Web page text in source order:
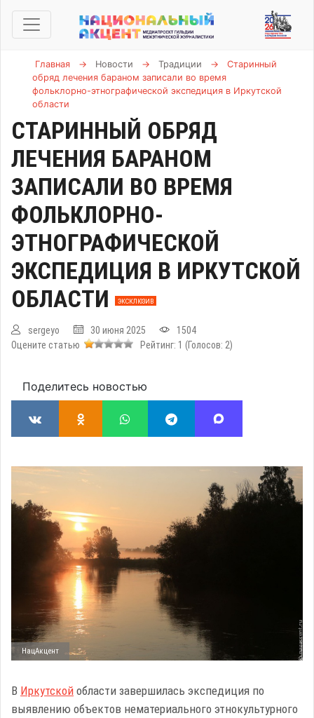
Главная → Новости → Традиции →
Старинный
обряд лечения бараном записали во время
фольклорно-этнографической экспедиция в Иркутской
области
СТАРИННЫЙ ОБРЯД
ЛЕЧЕНИЯ БАРАНОМ
ЗАПИСАЛИ ВО ВРЕМЯ
ФОЛЬКЛОРНО-
ЭТНОГРАФИЧЕСКОЙ
ЭКСПЕДИЦИЯ В ИРКУТСКОЙ
ОБЛАСТИ
ЭКСКЛЮЗИВ
sergeyo 30 июня 2025
1504
Оцените статью
Рейтинг: 1 (Голосов: 2)
Поделитесь новостью
НацАкцент
В Иркутской области завершилась экспедиция по
выявлению объектов нематериального этнокультурного